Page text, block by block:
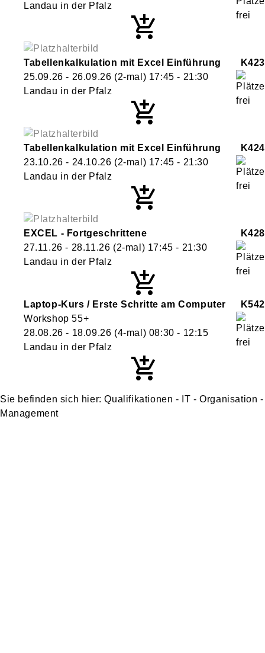
Landau in der Pfalz
Tabellenkalkulation mit Excel Einführung
K423
25.09.26 - 26.09.26 (2-mal) 17:45 - 21:30
Landau in der Pfalz
Tabellenkalkulation mit Excel Einführung
K424
23.10.26 - 24.10.26 (2-mal) 17:45 - 21:30
Landau in der Pfalz
EXCEL - Fortgeschrittene
K428
27.11.26 - 28.11.26 (2-mal) 17:45 - 21:30
Landau in der Pfalz
Laptop-Kurs / Erste Schritte am Computer
K542
Workshop 55+
28.08.26 - 18.09.26 (4-mal) 08:30 - 12:15
Landau in der Pfalz
Qualifikationen - IT - Organisation -
Management